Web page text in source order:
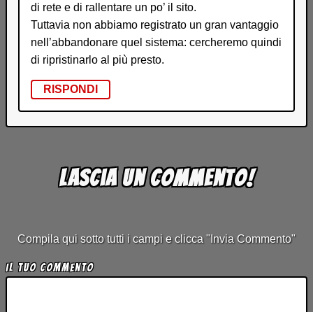
di rete e di rallentare un po’ il sito.
Tuttavia non abbiamo registrato un gran vantaggio
nell’abbandonare quel sistema: cercheremo quindi
di ripristinarlo al più presto.
RISPONDI
Lascia un commento!
Compila qui sotto tutti i campi e clicca "Invia Commento"
Il tuo Commento